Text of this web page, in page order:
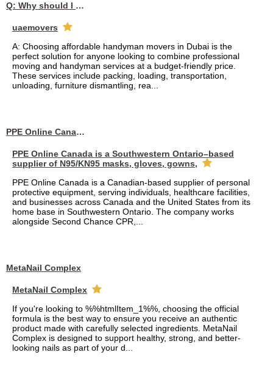
Q: Why should I choose affordable handyman movers in Dubai for my relocation and maintenance needs?
uaemovers
A: Choosing affordable handyman movers in Dubai is the
perfect solution for anyone looking to combine professional
moving and handyman services at a budget-friendly price.
These services include packing, loading, transportation,
unloading, furniture dismantling, rea...
PPE Online Canada – Bulk PPE Supplier | N95, Gloves, Masks & Medical Supplies
PPE Online Canada is a Southwestern Ontario–based
supplier of N95/KN95 masks, gloves, gowns,
PPE Online Canada is a Canadian-based supplier of personal
protective equipment, serving individuals, healthcare facilities,
and businesses across Canada and the United States from its
home base in Southwestern Ontario. The company works
alongside Second Chance CPR,...
MetaNail Complex
MetaNail Complex
If you're looking to %%htmlItem_1%%, choosing the official
formula is the best way to ensure you receive an authentic
product made with carefully selected ingredients. MetaNail
Complex is designed to support healthy, strong, and better-
looking nails as part of your d...